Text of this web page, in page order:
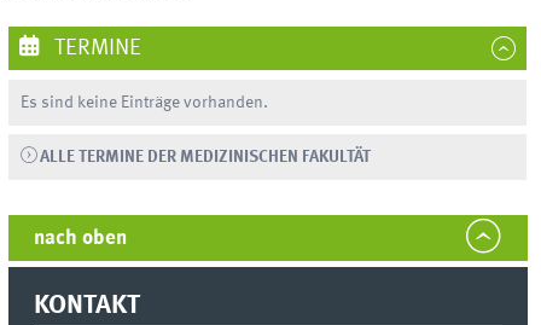
TERMINE
Es sind keine Einträge vorhanden.
ALLE TERMINE DER MEDIZINISCHEN FAKULTÄT
nach oben
KONTAKT